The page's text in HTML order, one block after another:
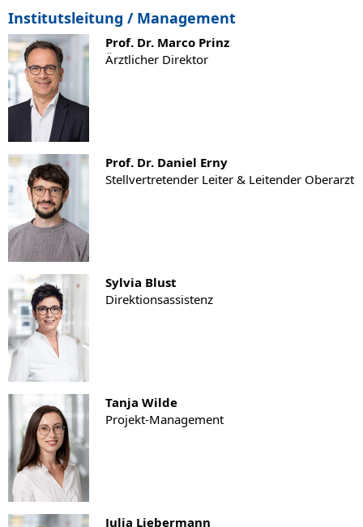
Institutsleitung / Management
Prof. Dr. Marco Prinz
Ärztlicher Direktor
Prof. Dr. Daniel Erny
Stellvertretender Leiter & Leitender Oberarzt
Sylvia Blust
Direktionsassistenz
Tanja Wilde
Projekt-Management
Julia Liebermann